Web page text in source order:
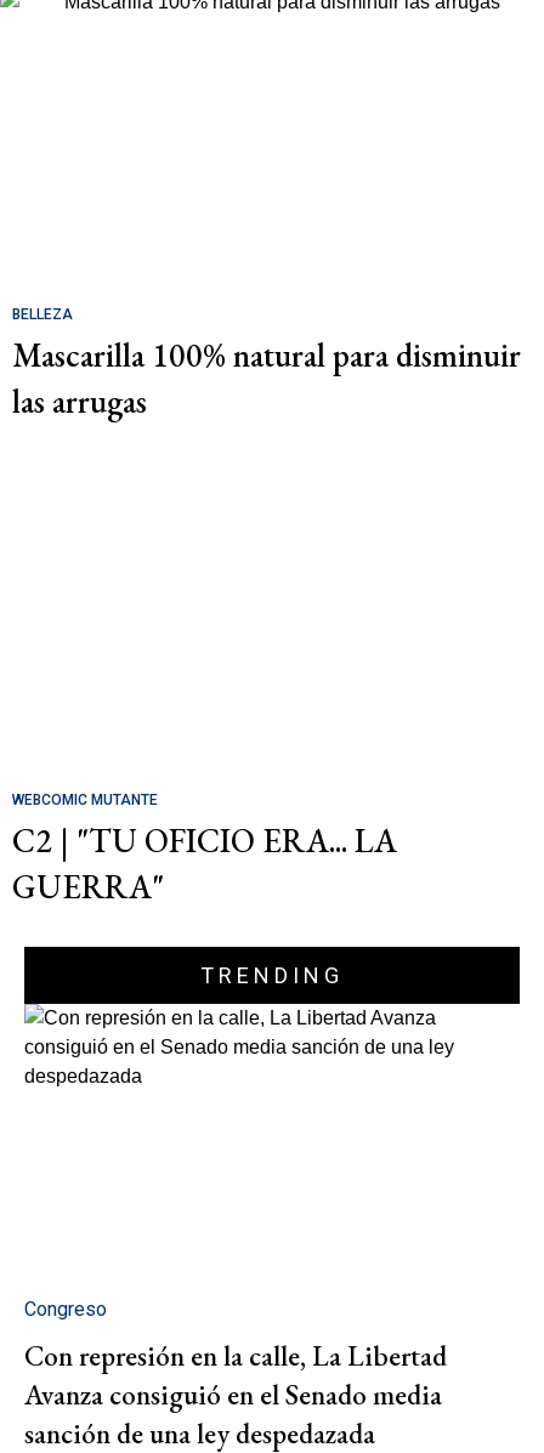
BELLEZA
Mascarilla 100% natural para disminuir
las arrugas
WEBCOMIC MUTANTE
C2 | "TU OFICIO ERA... LA
GUERRA"
TRENDING
Congreso
Con represión en la calle, La Libertad
Avanza consiguió en el Senado media
sanción de una ley despedazada